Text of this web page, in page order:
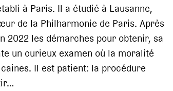
à Paris. Il a étudié à Lausanne,
de la Philharmonie de Paris. Après
2022 les démarches pour obtenir, sa
un curieux examen où la moralité
Il est patient: la procédure